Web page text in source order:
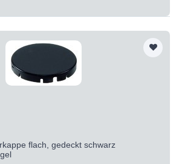
flach, gedeckt schwarz